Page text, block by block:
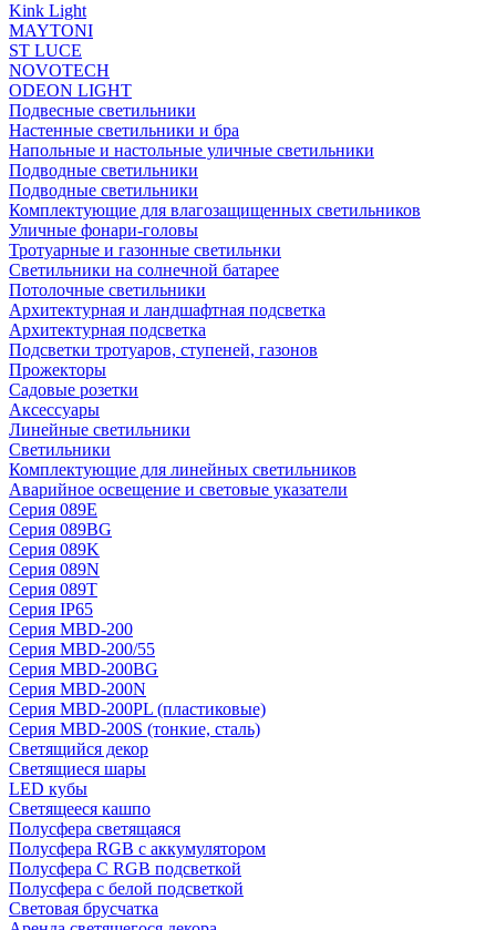
Kink Light
MAYTONI
ST LUCE
NOVOTECH
ODEON LIGHT
Подвесные светильники
Настенные светильники и бра
Напольные и настольные уличные светильники
Подводные светильники
Подводные светильники
Комплектующие для влагозащищенных светильников
Уличные фонари-головы
Тротуарные и газонные светильнки
Светильники на солнечной батарее
Потолочные светильники
Архитектурная и ландшафтная подсветка
Архитектурная подсветка
Подсветки тротуаров, ступеней, газонов
Прожекторы
Садовые розетки
Аксессуары
Линейные светильники
Светильники
Комплектующие для линейных светильников
Аварийное освещение и световые указатели
Серия 089E
Серия 089BG
Серия 089K
Серия 089N
Серия 089T
Серия IP65
Серия MBD-200
Серия MBD-200/55
Серия MBD-200BG
Серия MBD-200N
Серия MBD-200PL (пластиковые)
Серия MBD-200S (тонкие, сталь)
Светящийся декор
Светящиеся шары
LED кубы
Светящееся кашпо
Полусфера светящаяся
Полусфера RGB с аккумулятором
Полусфера С RGB подсветкой
Полусфера с белой подсветкой
Световая брусчатка